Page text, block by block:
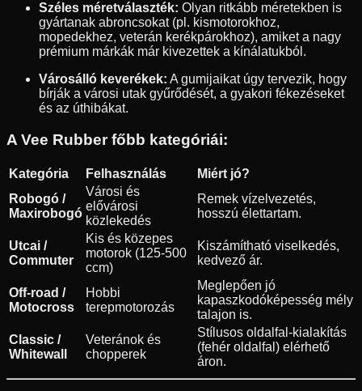
Széles méretválaszték: Olyan ritkább méretekben is
gyártanak abroncsokat (pl. kismotorokhoz,
mopedekhez, veterán kerékpárokhoz), amiket a nagy
prémium márkák már kivezettek a kínálatukból.
Városálló keverékek: A gumijaikat úgy tervezik, hogy
bírják a városi utak gyűrődését, a gyakori fékezéseket
és az úthibákat.
A Vee Rubber főbb kategóriái:
Kategória Felhasználás
Miért jó?
Robogó /
Maxirobogó
Városi és
elővárosi
közlekedés
Remek vízelvezetés,
hosszú élettartam.
Utcai /
Commuter
Kis és közepes
motorok (125-500
ccm)
Kiszámítható viselkedés,
kedvező ár.
Off-road /
Motocross
Hobbi
terepmotorozás
Meglepően jó
kapaszkodóképesség mély
talajon is.
Classic /
Whitewall
Veteránok és
chopperek
Stílusos oldalfal-kialakítás
(fehér oldalfal) elérhető
áron.